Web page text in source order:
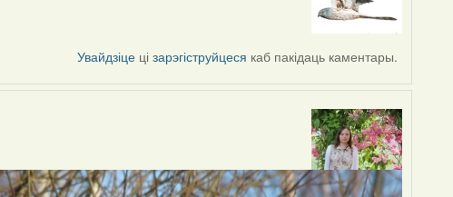
Увайдзіце цізарэгіструйцеся каб пакідаць каментары.